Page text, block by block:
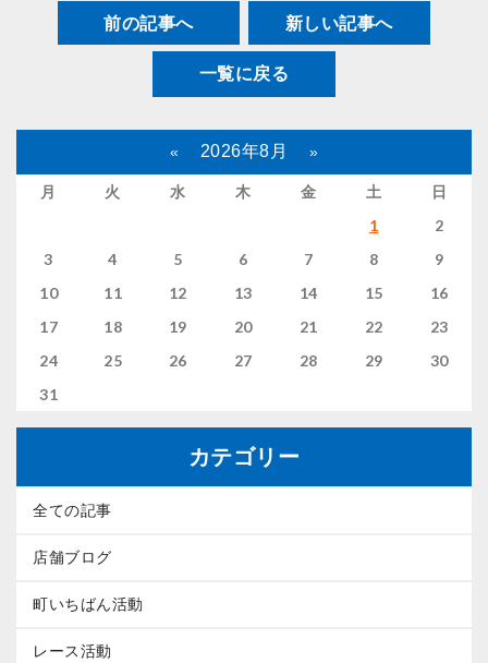
前の記事へ 新しい記事へ
一覧に戻る
« 2026年8月 »
月 火 水 木 金 土
日
1
2
3
4 5 6 7 8
9
10
11 12 13 14 15
16
17
18 19 20 21 22
23
24
25 26 27 28 29
30
31
カテゴリー
全ての記事
店舗ブログ
町いちばん活動
レース活動